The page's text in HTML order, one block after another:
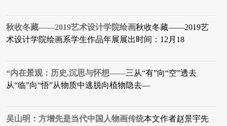
秋收冬藏——2019艺术设计学院绘画秋收冬藏——2019艺
术设计学院绘画系学生作品年展展出时间：12月18
“内在景观：历史.沉思与怀想——三从“有”向“空”透去
从“临”向“悟”从物质中逃脱向植物隐去—
吴山明：方增先是当代中国人物画传统本文作者赵景宇先